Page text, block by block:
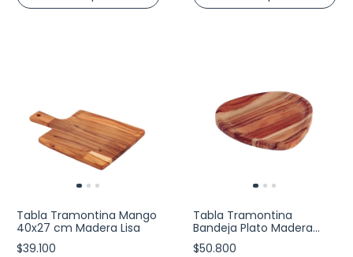
Tabla Tramontina Mango
40x27 cm Madera Lisa
$39.100
Tabla Tramontina
Bandeja Plato Madera
Servir
$50.800